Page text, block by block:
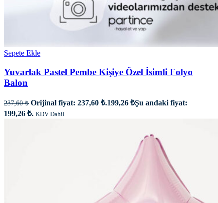
Sepete Ekle
Yuvarlak Pastel Pembe Kişiye Özel İsimli Folyo
Balon
237,60₺ Orijinal fiyat: 237,60 ₺.199,26 ₺Şu andaki fiyat:
199,26 ₺. KDV Dahil